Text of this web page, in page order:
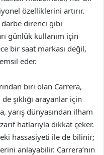
özelliklerini artırır.
darbe direnci gibi
günlük kullanım için
bir saat markası değil,
eder.
biri olan Carrera,
şıklığı arayanlar için
yarış dünyasından ilham
hatlarıyla dikkat çeker.
hassasiyeti ile de bilinir;
anlayabilir. Carrera’nın